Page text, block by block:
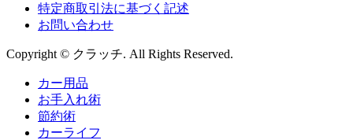
特定商取引法に基づく記述
お問い合わせ
Copyright © クラッチ. All Rights Reserved.
カー用品
お手入れ術
節約術
カーライフ